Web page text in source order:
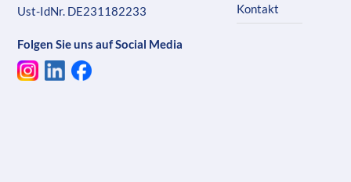
Ust-IdNr. DE231182233
Folgen Sie uns auf Social Media
Kontakt